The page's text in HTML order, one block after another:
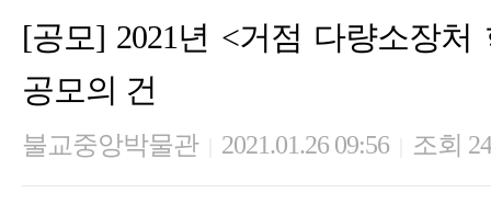
[공모] 2021년 <거점 다량소장처
공모의 건
불교중앙박물관 2021.01.26 09:56 조회